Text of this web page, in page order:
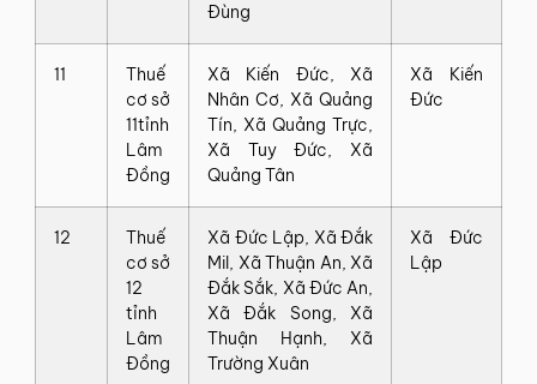
Đùng
11
Thuế‍
cơ‍ sở‍
11‍tỉnh
Lâm
Đồng
Xã‍ Kiến‍ Đức,‍ Xã‍
Nhân‍ Cơ,‍ Xã‍ Quảng‍
Tín,‍ Xã‍ Quảng‍ Trực,‍
Xã‍ Tuy‍ Đức,‍ Xã‍
Quảng‍ Tân
Xã‍ Kiến‍
Đức
12
Thuế‍
cơ‍ sở‍
12‍
tỉnh
Lâm
Đồng
Xã‍ Đức‍ Lập,‍ Xã‍ Đắk‍
Mil,‍ Xã‍ Thuận‍ An,‍ Xã‍
Đắk‍ Sắk,‍ Xã‍ Đức‍ An,‍
Xã‍ Đắk‍ Song,‍ Xã‍
Thuận‍ Hạnh,‍ Xã‍
Trường‍ Xuân
Xã‍ Đức‍
Lập